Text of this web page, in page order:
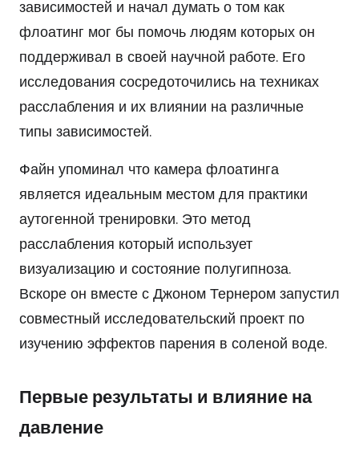
зависимостей и начал думать о том как
флоатинг мог бы помочь людям которых он
поддерживал в своей научной работе. Его
исследования сосредоточились на техниках
расслабления и их влиянии на различные
типы зависимостей.
Файн упоминал что камера флоатинга
является идеальным местом для практики
аутогенной тренировки. Это метод
расслабления который использует
визуализацию и состояние полугипноза.
Вскоре он вместе с Джоном Тернером запустил
совместный исследовательский проект по
изучению эффектов парения в соленой воде.
Первые результаты и влияние на
давление